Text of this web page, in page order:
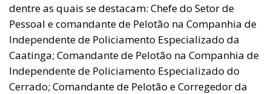
dentre as quais se destacam: Chefe do Setor de
Pessoal e comandante de Pelotão na Companhia de
Independente de Policiamento Especializado da
Caatinga; Comandante de Pelotão na Companhia de
Independente de Policiamento Especializado do
Cerrado; Comandante de Pelotão e Corregedor da